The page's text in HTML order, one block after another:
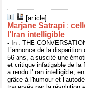
[article]
Marjane Satrapi :
l’Iran intelligible
- In : THE
L’annonce de la
56 ans, a suscité une
et critique infatigable de la
a rendu l’Iran intelligible,
grâce à l'humour et